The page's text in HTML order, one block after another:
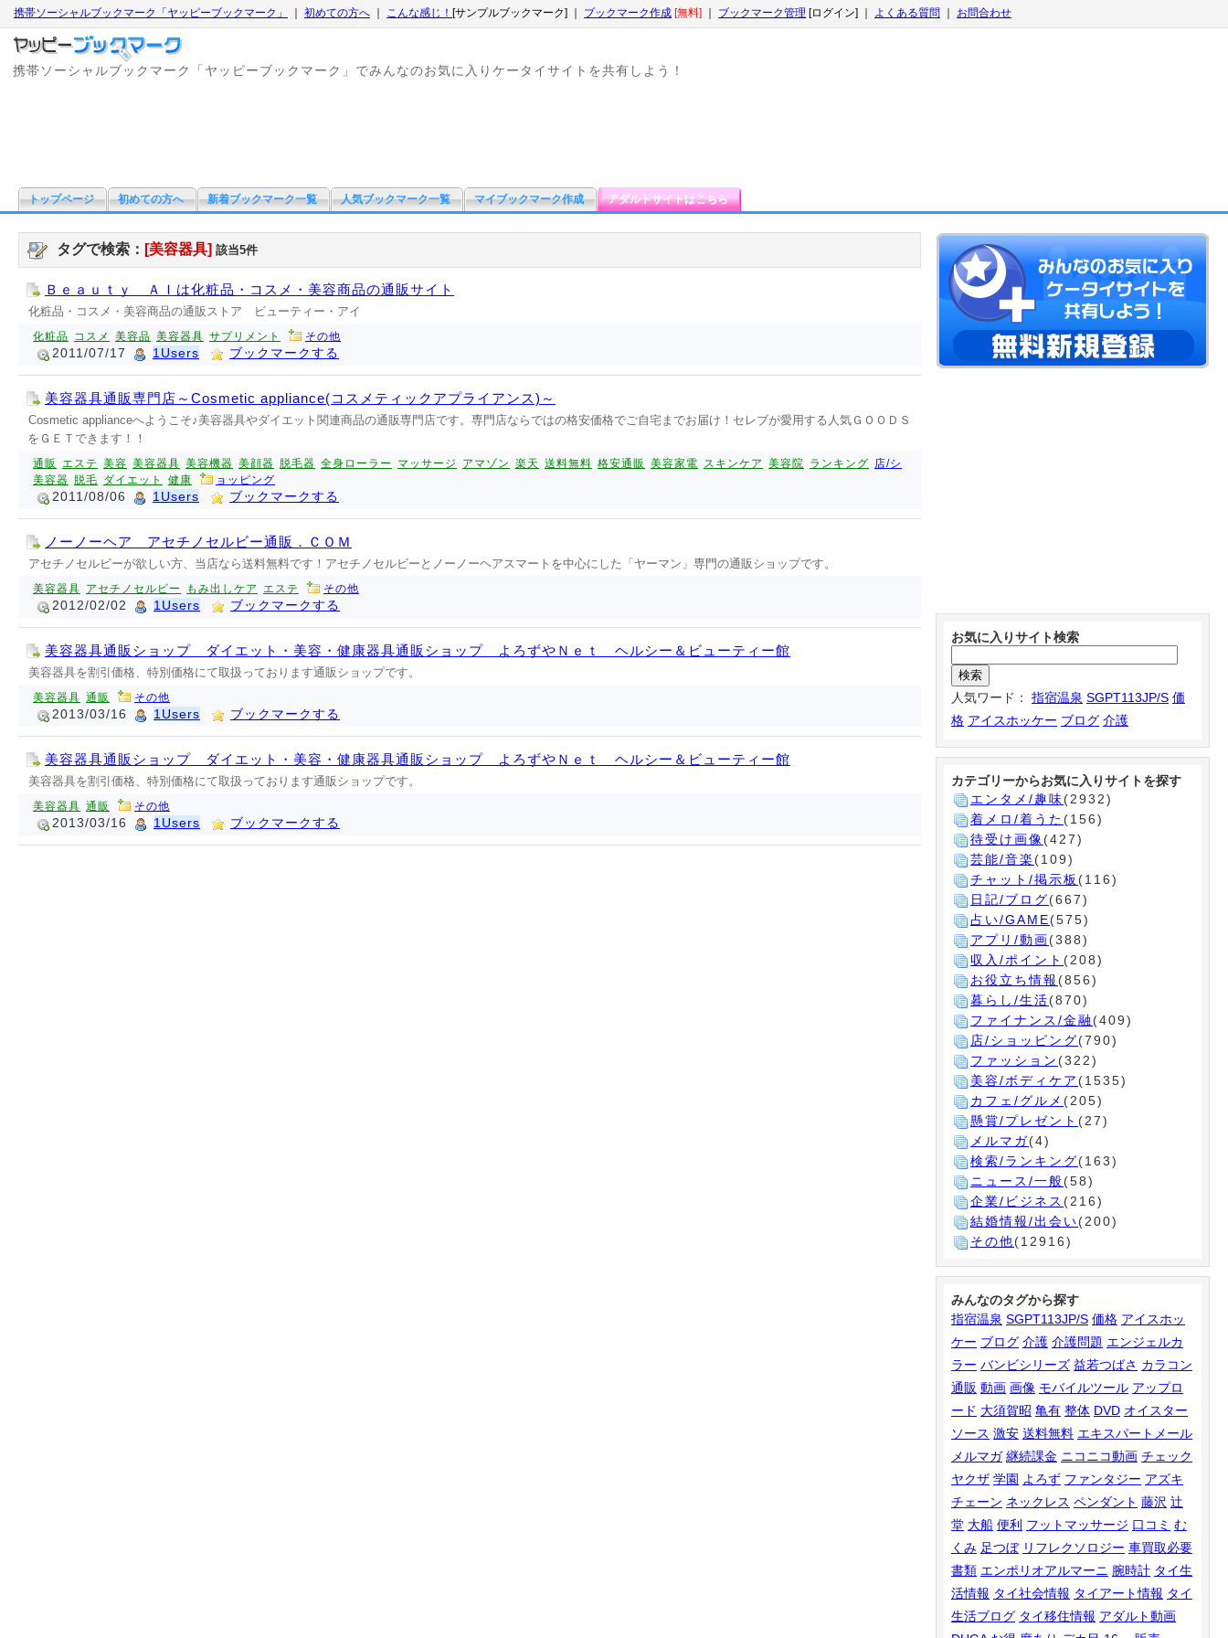
携帯ソーシャルブックマーク「ヤッピーブックマーク」 初めての方へ こんな感じ！ [サンプルブックマーク] ｜ ブックマーク作成 [無料] ブックマーク管理 [ログイン] ｜ よくある質問 お問合わせ
携帯ソーシャルブックマーク「ヤッピーブックマーク」でみんなのお気に入りケータイサイトを共有しよう！
トップページ 初めての方へ 新着ブックマーク一覧 人気ブックマーク一覧 マイブックマーク作成 アダルトサイトはこちら
タグで検索： [美容器具] 該当5件
Ｂｅａｕｔｙ ＡＩは化粧品・コスメ・美容商品の通販サイト
化粧品・コスメ・美容商品の通販ストア ビューティー・アイ
化粧品 コスメ 美容品 美容器具 サプリメント その他
2011/07/17 1Users ブックマークする
美容器具通販専門店～Cosmetic appliance(コスメティックアプライアンス)～
Cosmetic applianceへようこそ♪美容器具やダイエット関連商品の通販専門店です。専門店ならではの格安価格でご自宅までお届け！セレブが愛用する人気ＧＯＯＤＳ
をＧＥＴできます！！
通販 エステ 美容 美容器具 美容機器 美顔器 脱毛器 全身ローラー マッサージ アマゾン 楽天 送料無料 格安通販 美容家電 スキンケア 美容院 ランキング
美容器
脱毛 ダイエット 健康
店/シ
ョッピング
2011/08/06 1Users ブックマークする
ノーノーヘア アセチノセルビー通販．ＣＯＭ
アセチノセルビーが欲しい方、当店なら送料無料です！アセチノセルビーとノーノーヘアスマートを中心にした「ヤーマン」専門の通販ショップです。
美容器具 アセチノセルビー もみ出しケア エステ その他
2012/02/02 1Users ブックマークする
美容器具通販ショップ ダイエット・美容・健康器具通販ショップ よろずやＮｅｔ ヘルシー＆ビューティー館
美容器具を割引価格、特別価格にて取扱っております通販ショップです。
美容器具 通販 その他
2013/03/16 1Users ブックマークする
美容器具通販ショップ ダイエット・美容・健康器具通販ショップ よろずやＮｅｔ ヘルシー＆ビューティー館
美容器具を割引価格、特別価格にて取扱っております通販ショップです。
美容器具 通販 その他
2013/03/16 1Users ブックマークする
お気に入りサイト検索
人気ワード： 指宿温泉 SGPT113JP/S 価
格 アイスホッケー ブログ 介護
カテゴリーからお気に入りサイトを探す
エンタメ/趣味(2932)
着メロ/着うた (156)
待受け画像(427)
芸能/音楽 (109)
チャット/掲示板 (116)
日記/ブログ(667)
占い/GAME(575)
アプリ/動画(388)
収入/ポイント (208)
お役立ち情報 (856)
暮らし/生活(870)
ファイナンス/金融 (409)
店/ショッピング(790)
ファッション (322)
美容/ボディケア (1535)
カフェ/グルメ (205)
懸賞/プレゼント (27)
メルマガ(4)
検索/ランキング(163)
ニュース/一般(58)
企業/ビジネス (216)
結婚情報/出会い(200)
その他(12916)
みんなのタグから探す
指宿温泉 SGPT113JP/S 価格 アイスホッ
ケー ブログ 介護 介護問題 エンジェルカ
ラー バンビシリーズ 益若つばさ カラコン
通販 動画 画像 モバイルツール アップロ
ード 大須賀昭 亀有 整体 DVD オイスター
ソース 激安 送料無料 エキスパートメール
メルマガ 継続課金 ニコニコ動画 チェック
ヤクザ 学園 よろず ファンタジー アズキ
チェーン ネックレス ペンダント 藤沢 辻
堂 大船 便利 フットマッサージ 口コミ む
くみ 足つぼ リフレクソロジー 車買取必要
書類 エンポリオアルマーニ 腕時計 タイ生
活情報 タイ社会情報 タイアート情報 タイ
生活ブログ タイ移住情報 アダルト動画